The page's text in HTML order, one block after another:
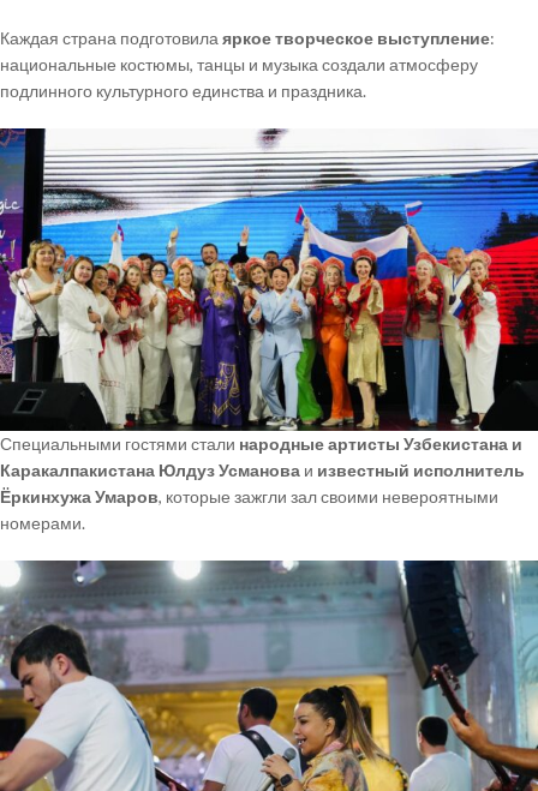
Каждая страна подготовила яркое творческое выступление:
национальные костюмы, танцы и музыка создали атмосферу
подлинного культурного единства и праздника.
Специальными гостями стали народные артисты Узбекистана и
Каракалпакистана Юлдуз Усманова и известный исполнитель
Ёркинхужа Умаров, которые зажгли зал своими невероятными
номерами.